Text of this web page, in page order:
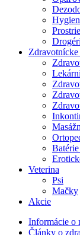
Veterina
Psi
Mačky
Akcie
Informácie o
Články o